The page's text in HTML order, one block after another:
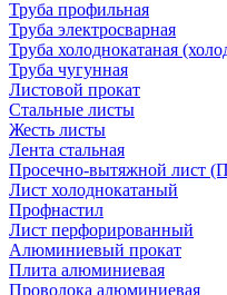
Труба профильная
Труба электросварная
Труба холоднокатаная
Труба чугунная
Листовой прокат
Стальные листы
Жесть листы
Лента стальная
Просечно-вытяжной лист
Лист холоднокатаный
Профнастил
Лист перфорированный
Алюминиевый прокат
Плита алюминиевая
Проволока алюминиевая